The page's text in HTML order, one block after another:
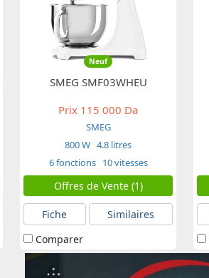
Neuf
SMEG SMF03WHEU
Prix 115 000 Da
SMEG
800 W 4.8 litres
6 fonctions 10 vitesses
Offres de Vente (1)
Fiche
Similaires
Comparer